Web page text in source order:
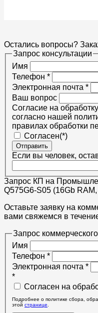
Остались вопросы?
Запрос консультации
Имя
Телефон *
Электронная почта *
Ваш вопрос
Согласие на
согласно нашей
правилах обработки
Согласен(*)
Отправить
Если вы человек,
Запрос КП на
Q575G6-S05 (16Gb
Оставьте заявку на
вами свяжемся в
Запрос
Имя
Телефон *
Электронная почта *
*
Согласен на
Подробнее о политике сбора,
этой странице.